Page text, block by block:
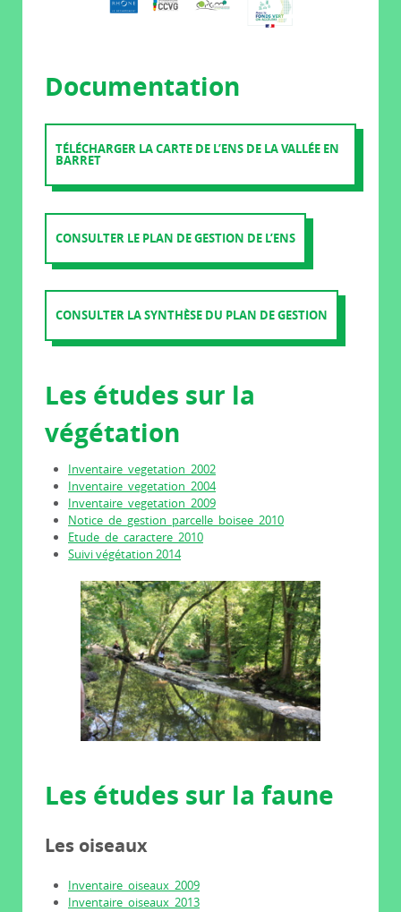
Documentation
TÉLÉCHARGER LA CARTE DE L’ENS DE LA VALLÉE EN
BARRET
CONSULTER LE PLAN DE GESTION DE L’ENS
CONSULTER LA SYNTHÈSE DU PLAN DE GESTION
Les études sur la
végétation
Inventaire_vegetation_2002
Inventaire_vegetation_2004
Inventaire_vegetation_2009
Notice_de_gestion_parcelle_boisee_2010
Etude_de_caractere_2010
Suivi végétation 2014
Les études sur la faune
Les oiseaux
Inventaire_oiseaux_2009
Inventaire_oiseaux_2013